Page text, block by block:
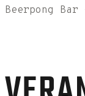
Beerpong Bar